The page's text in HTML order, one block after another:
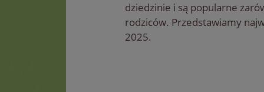
dziedzinie i są popularne
rodziców. Przedstawiamy
2025.